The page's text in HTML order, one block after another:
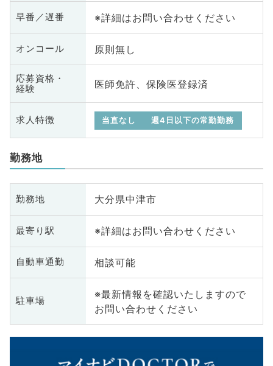
早番／遅番 ※詳細はお問い合わせください
オンコール 原則無し
応募資格・
経験
医師免許、保険医登録済
求人特徴 当直なし 週4日以下の常勤勤務
勤務地
勤務地 大分県中津市
最寄り駅 ※詳細はお問い合わせください
自動車通勤 相談可能
駐車場
※最新情報を確認いたしますので
お問い合わせください